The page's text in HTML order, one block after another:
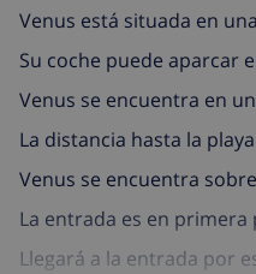
Venus está situada en
Su coche puede aparcar
Venus se encuentra en
La distancia hasta la
Venus se encuentra
La entrada es en primera
Llegará a la entrada por